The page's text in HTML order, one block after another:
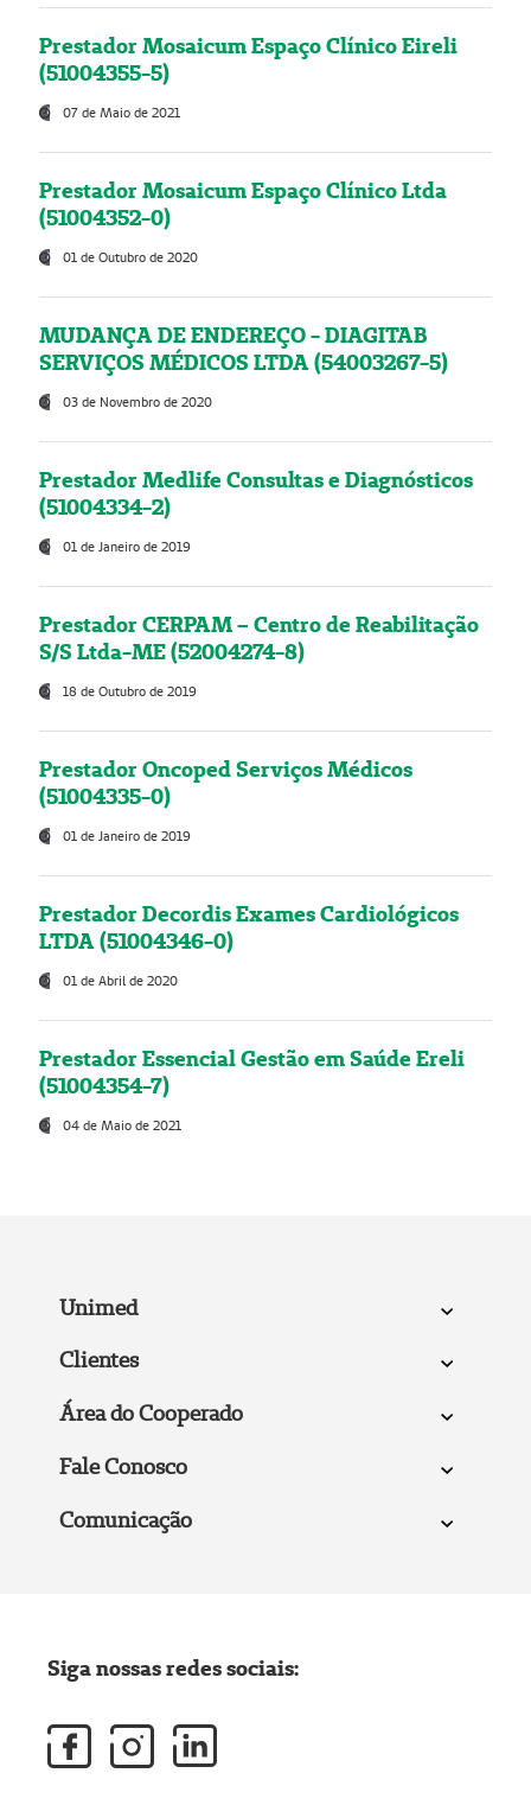
Prestador Mosaicum Espaço Clínico Eireli
(51004355-5)
07 de Maio de 2021
Prestador Mosaicum Espaço Clínico Ltda
(51004352-0)
01 de Outubro de 2020
MUDANÇA DE ENDEREÇO - DIAGITAB
SERVIÇOS MÉDICOS LTDA (54003267-5)
03 de Novembro de 2020
Prestador Medlife Consultas e Diagnósticos
(51004334-2)
01 de Janeiro de 2019
Prestador CERPAM – Centro de Reabilitação
S/S Ltda-ME (52004274-8)
18 de Outubro de 2019
Prestador Oncoped Serviços Médicos
(51004335-0)
01 de Janeiro de 2019
Prestador Decordis Exames Cardiológicos
LTDA (51004346-0)
01 de Abril de 2020
Prestador Essencial Gestão em Saúde Ereli
(51004354-7)
04 de Maio de 2021
Unimed
Clientes
Área do Cooperado
Fale Conosco
Comunicação
Siga nossas redes sociais: